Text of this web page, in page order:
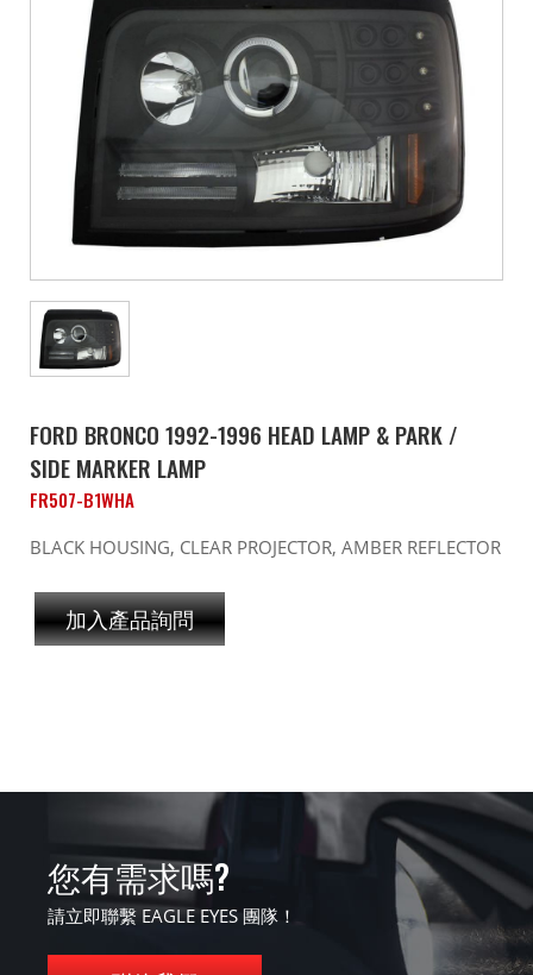
FORD BRONCO 1992-1996 HEAD LAMP & PARK /
SIDE MARKER LAMP
FR507-B1WHA
BLACK HOUSING, CLEAR PROJECTOR, AMBER REFLECTOR
加入產品詢問
您有需求嗎?
請立即聯繫 EAGLE EYES 團隊！